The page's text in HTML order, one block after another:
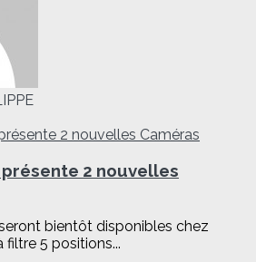
présente 2 nouvelles
bientôt disponibles chez
filtre 5 positions...